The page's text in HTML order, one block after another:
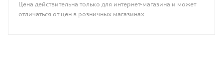
Цена действительна только для интернет-магазина и может
отличаться от цен в розничных магазинах